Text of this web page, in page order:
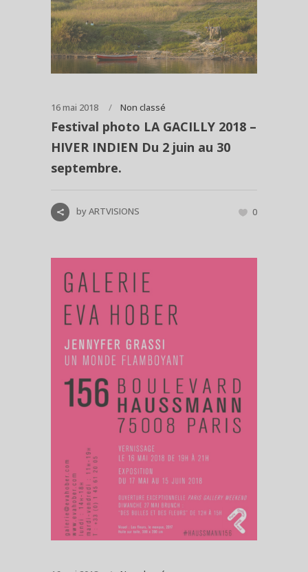
16 mai 2018 Non classé
Festival photo LA GACILLY 2018 –
HIVER INDIEN Du 2 juin au 30
septembre.
byARTVISIONS 0